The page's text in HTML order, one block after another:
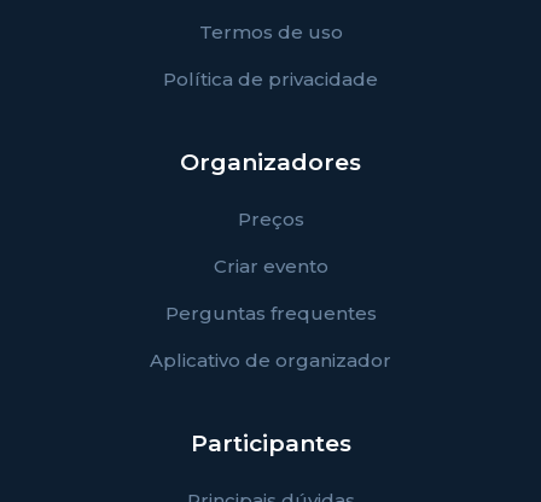
Termos de uso
Política de privacidade
Organizadores
Preços
Criar evento
Perguntas frequentes
Aplicativo de organizador
Participantes